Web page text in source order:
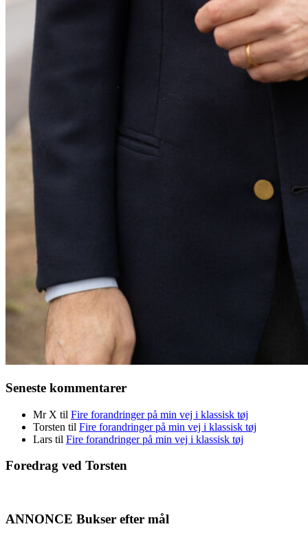
Seneste kommentarer
Mr X til Fire forandringer på min vej i klassisk tøj
Torsten til Fire forandringer på min vej i klassisk tøj
Lars til Fire forandringer på min vej i klassisk tøj
Foredrag ved Torsten
ANNONCE Bukser efter mål